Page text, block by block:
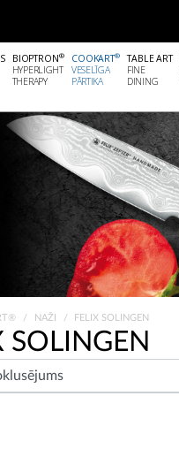
BIOPTRON®
HYPERLIGHT
THERAPY
COOKART®
VESELĪGA
PĀRTIKA
TABLE ART
FINE
DINING
NAŽI FELIX SOLINGEN
SOLINGEN